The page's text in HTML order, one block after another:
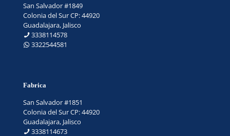
San Salvador #1849
Colonia del Sur CP: 44920
Guadalajara, Jalisco
3338114578
3322544581
Fabrica
San Salvador #1851
Colonia del Sur CP: 44920
Guadalajara, Jalisco
3338114673